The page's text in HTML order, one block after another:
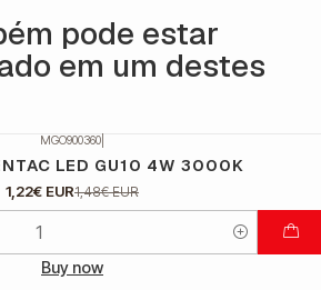
pode estar
em um destes
MGO900360
LED GU10 4W 3000K
1,22€ EUR1,48€ EUR
Buy now